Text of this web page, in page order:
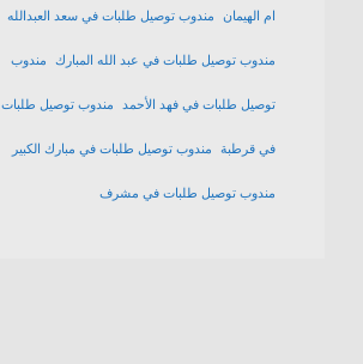
ام الهيمان مندوب توصيل طلبات في سعد العبدالله
مندوب توصيل طلبات في عبد الله المبارك مندوب
توصيل طلبات في فهد الأحمد مندوب توصيل طلبات
في قرطبة مندوب توصيل طلبات في مبارك الكبير
مندوب توصيل طلبات في مشرف